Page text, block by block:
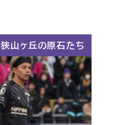
狭山ヶ丘の原石たち